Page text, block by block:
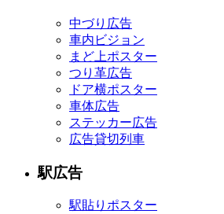
中づり広告
車内ビジョン
まど上ポスター
つり革広告
ドア横ポスター
車体広告
ステッカー広告
広告貸切列車
駅広告
駅貼りポスター